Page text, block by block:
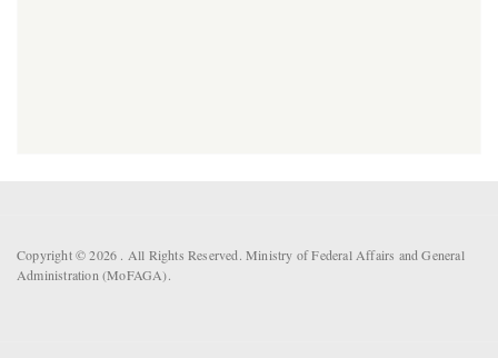
Copyright © 2026 . All Rights Reserved. Ministry of Federal Affairs and General
Administration (MoFAGA).